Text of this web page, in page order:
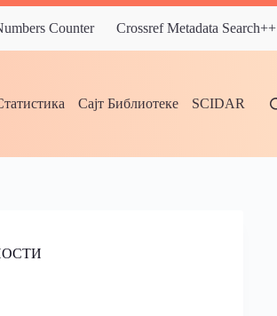
Counter Crossref Metadata Search++
Сајт Библиотеке SCIDAR